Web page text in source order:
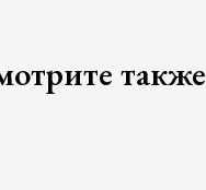
также